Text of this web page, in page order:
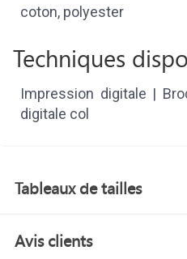
coton, polyester
Techniques
Impression digitale |
digitale col
Tableaux de tailles
Avis clients